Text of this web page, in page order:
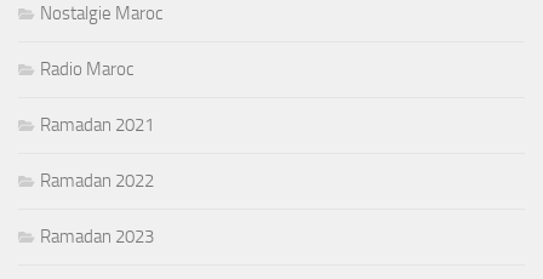
Nostalgie Maroc
Radio Maroc
Ramadan 2021
Ramadan 2022
Ramadan 2023